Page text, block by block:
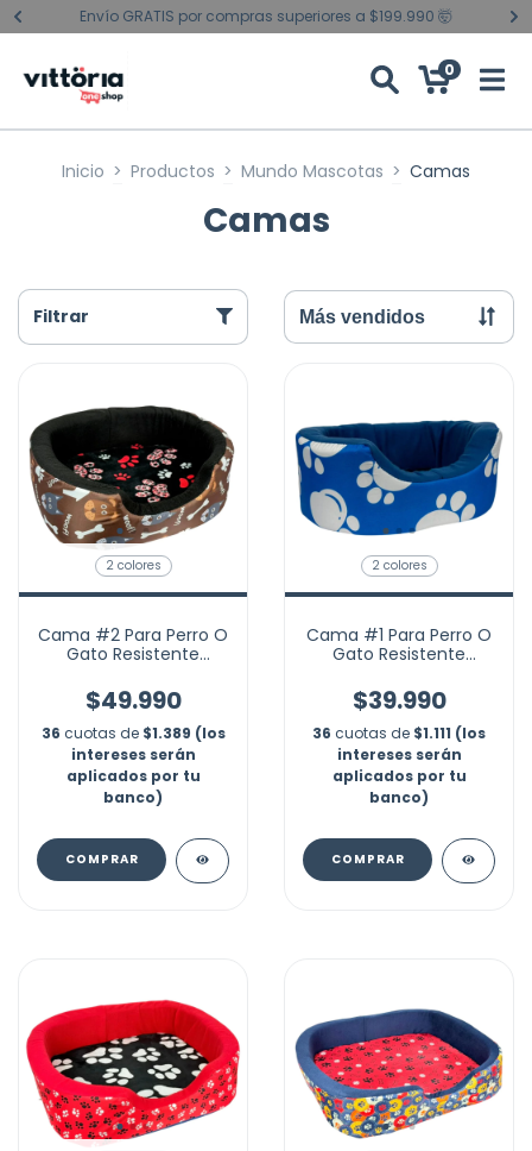
Envío GRATIS por compras superiores a $199.990 🤯
0
Inicio > Productos > Mundo Mascotas > Camas
Camas
Filtrar
2 colores
Cama #2 Para Perro O
Gato Resistente
$49.990
36 cuotas de $1.389 (los
intereses serán
aplicados por tu
banco)
COMPRAR
2 colores
Cama #1 Para Perro O
Gato Resistente
$39.990
36 cuotas de $1.111 (los
intereses serán
aplicados por tu
banco)
COMPRAR